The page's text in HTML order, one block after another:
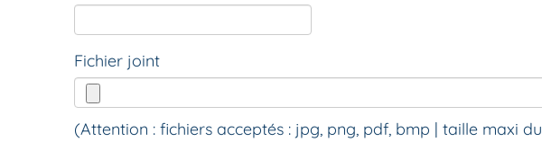
Fichier joint
(Attention : fichiers acceptés : jpg, png, pdf, bmp | taille maxi du